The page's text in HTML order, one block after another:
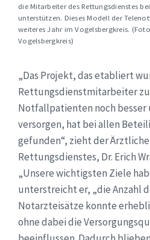
die Mitarbeiter des Rettungsdienstes
unterstützen. Dieses Modell der
weiteres Jahr im Vogelsbergkreis.
Vogelsbergkreis)
„Das Projekt, das etabliert
Rettungsdienstmitarbeiter
Notfallpatienten noch besser
versorgen, hat bei allen
gefunden“, zieht der
Rettungsdienstes, Dr. Erich
„Unsere wichtigsten Ziele
unterstreicht er, „die Anzahl
Notarzteisätze konnte
ohne dabei die